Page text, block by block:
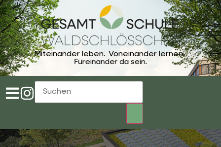
Miteinander leben. Voneinander lernen.
Füreinander da sein.